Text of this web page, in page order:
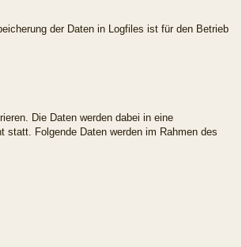
der Daten in Logfiles ist für den Betrieb
Die Daten werden dabei in eine
statt. Folgende Daten werden im Rahmen des